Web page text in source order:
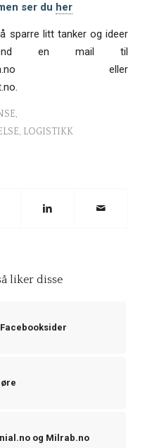
ser du her
sparre litt tanker og ideer
en mail til
eller
LOGISTIKK
liker disse
og Milrab.no